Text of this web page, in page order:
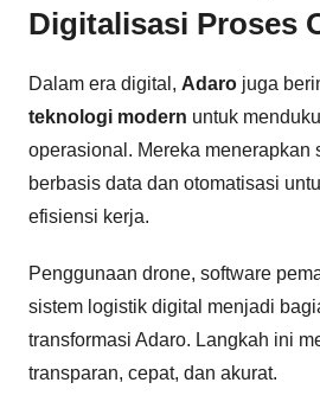
Digitalisasi Proses
Dalam era digital, Adaro juga
teknologi modern untuk
operasional. Mereka menerapkan
berbasis data dan otomatisasi
efisiensi kerja.
Penggunaan drone, software
sistem logistik digital menjadi
transformasi Adaro. Langkah ini
transparan, cepat, dan akurat.